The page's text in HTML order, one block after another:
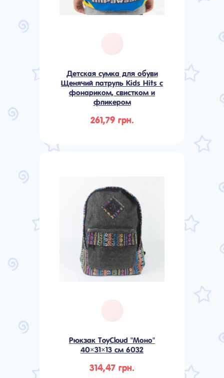
Детская сумка для обуви
Щенячий патруль Kids Hits с
фонариком, свистком и
фликером
261,79 грн.
Рюкзак ToyCloud "Моно"
40×31×13 см 6032
314,47 грн.